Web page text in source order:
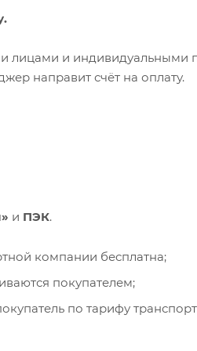
лицами и индивидуальными
направит счёт на оплату.
и ПЭК.
компании бесплатна;
покупателем;
по тарифу